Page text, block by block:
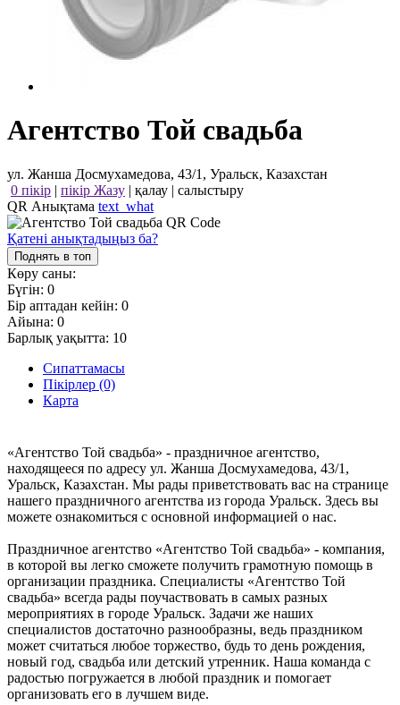
Агентство Той свадьба
ул. Жанша Досмухамедова, 43/1, Уральск, Казахстан
0 пікір | пікір Жазу | қалау | салыстыру
QR Анықтама text_what
Қатені анықтадыңыз ба?
Поднять в топ
Көру саны:
Бүгін: 0
Бір аптадан кейін: 0
Айына: 0
Барлық уақытта: 10
Сипаттамасы
Пікірлер (0)
Карта
«Агентство Той свадьба» - праздничное агентство,
находящееся по адресу ул. Жанша Досмухамедова, 43/1,
Уральск, Казахстан. Мы рады приветствовать вас на странице
нашего праздничного агентства из города Уральск. Здесь вы
можете ознакомиться с основной информацией о нас.
Праздничное агентство «Агентство Той свадьба» - компания,
в которой вы легко сможете получить грамотную помощь в
организации праздника. Специалисты «Агентство Той
свадьба» всегда рады поучаствовать в самых разных
мероприятиях в городе Уральск. Задачи же наших
специалистов достаточно разнообразны, ведь праздником
может считаться любое торжество, будь то день рождения,
новый год, свадьба или детский утренник. Наша команда с
радостью погружается в любой праздник и помогает
организовать его в лучшем виде.